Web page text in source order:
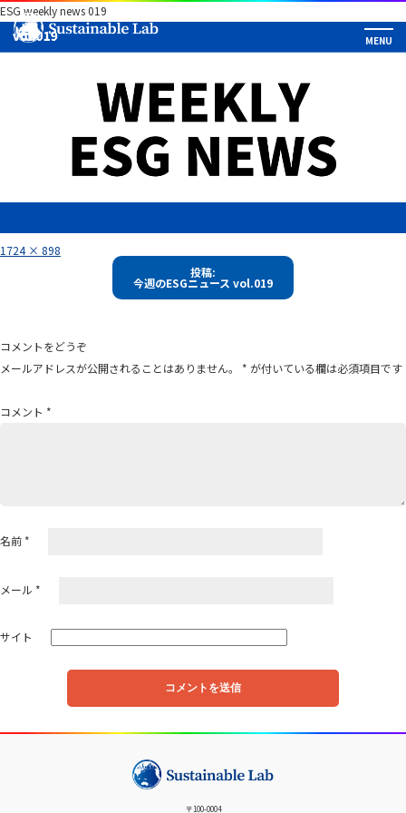
ESG weekly news 019
フ
ル
1724 × 898
ゲ
ー
ョ
投稿:
今週のESGニュース vol.019
コメントをどうぞ
メールアドレスが公開されることはありません。
* が付いている欄は必須項目です
コメント *
名前 *
メール *
サイト
〒100-0004